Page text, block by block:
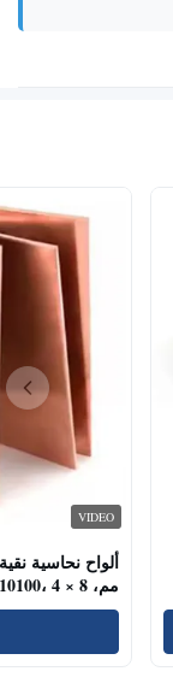
VIDEO
مم، C11000 C10100، 4 × 8 قدم